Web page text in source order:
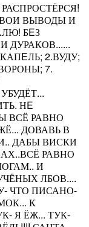
ВЫВОДЫ И
БEЗ
ДУРАКОВ......
2.ВУДУ;
7.
НE
ВСЁ РАВНО
ДОВАВЬ В
ДАБЫ ВИСКИ
РАВНО
И
ЛБОВ....
ЧТО ПИСАНО-
К
Я ЁЖ... ТУК-